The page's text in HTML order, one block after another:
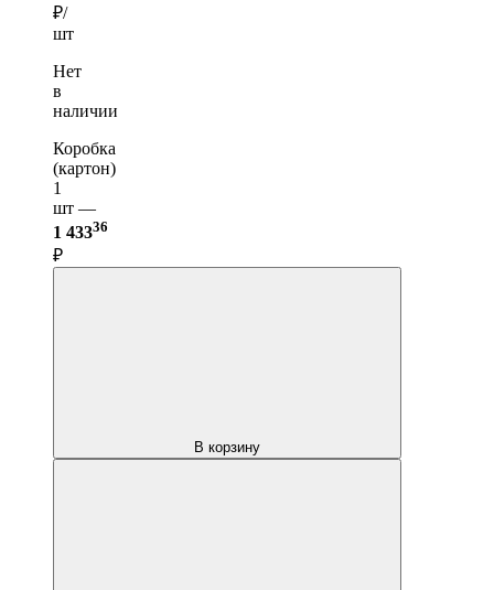
₽/
шт
Нет
в
наличии
Коробка
(картон)
1
шт —
1 43336
₽
В корзину